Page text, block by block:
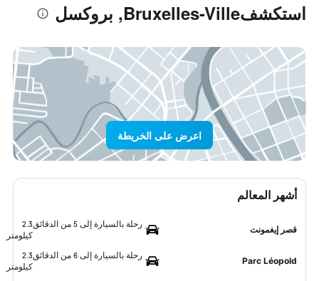
استكشفBruxelles-Ville, بروكسل
اعرض على الخريطة
أشهر المعالم
قصر إيغمونت
رحلة بالسيارة إلى 5 من الدقائق
2.3
كيلومتر
Parc Léopold
رحلة بالسيارة إلى 6 من الدقائق
2.3
كيلومتر